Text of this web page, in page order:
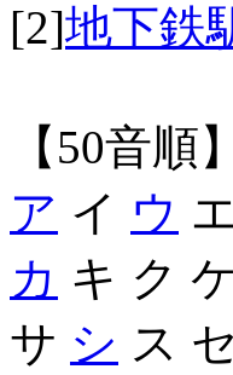
[2]地下鉄
【50音順】
ア イ ウ
カ キ ク ケ
サ シ ス